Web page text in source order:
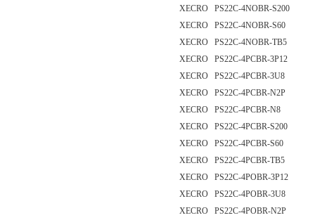
XECRO PS22C-4NOBR-S200
XECRO PS22C-4NOBR-S60
XECRO PS22C-4NOBR-TB5
XECRO PS22C-4PCBR-3P12
XECRO PS22C-4PCBR-3U8
XECRO PS22C-4PCBR-N2P
XECRO PS22C-4PCBR-N8
XECRO PS22C-4PCBR-S200
XECRO PS22C-4PCBR-S60
XECRO PS22C-4PCBR-TB5
XECRO PS22C-4POBR-3P12
XECRO PS22C-4POBR-3U8
XECRO PS22C-4POBR-N2P